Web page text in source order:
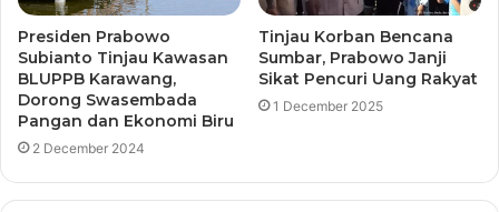
Presiden Prabowo
Subianto Tinjau Kawasan
BLUPPB Karawang,
Dorong Swasembada
Pangan dan Ekonomi Biru
2 December 2024
Tinjau Korban Bencana
Sumbar, Prabowo Janji
Sikat Pencuri Uang Rakyat
1 December 2025